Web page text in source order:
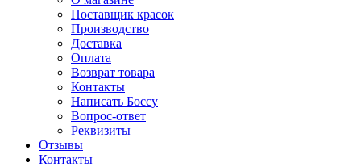
Поставщик красок
Производство
Доставка
Оплата
Возврат товара
Контакты
Написать Боссу
Вопрос-ответ
Реквизиты
Отзывы
Контакты